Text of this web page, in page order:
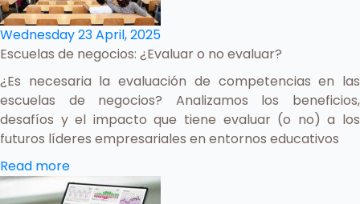
Wednesday 23 April, 2025
Escuelas de negocios: ¿Evaluar o no evaluar?
¿Es necesaria la evaluación de competencias en las
escuelas de negocios? Analizamos los beneficios,
desafíos y el impacto que tiene evaluar (o no) a los
futuros líderes empresariales en entornos educativos
Read more